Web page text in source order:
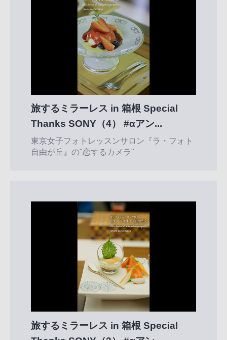
旅するミラーレス in 箱根 Special
Thanks SONY（4） #αアン...
東京女子フォトレッスンサロン『ラ・フォト
自由が丘』の"恋するカメラ"
旅するミラーレス in 箱根 Special